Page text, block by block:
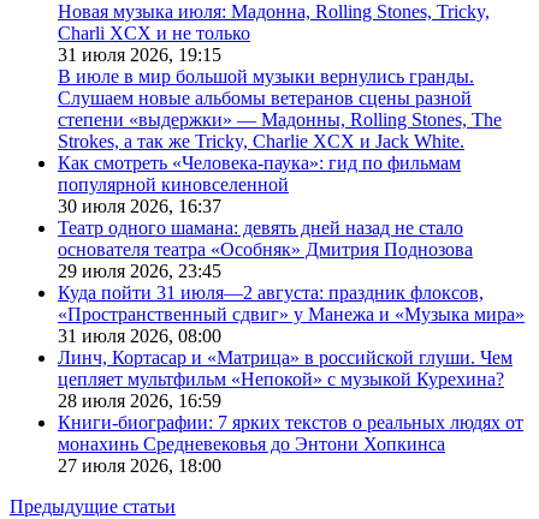
Новая музыка июля: Мадонна, Rolling Stones, Tricky,
Charli XCX и не только
31 июля 2026, 19:15
В июле в мир большой музыки вернулись гранды.
Слушаем новые альбомы ветеранов сцены разной
степени «выдержки» — Мадонны, Rolling Stones, The
Strokes, а так же Tricky, Charlie XCX и Jack White.
Как смотреть «Человека-паука»: гид по фильмам
популярной киновселенной
30 июля 2026, 16:37
Театр одного шамана: девять дней назад не стало
основателя театра «Особняк» Дмитрия Поднозова
29 июля 2026, 23:45
Куда пойти 31 июля—2 августа: праздник флоксов,
«Пространственный сдвиг» у Манежа и «Музыка мира»
31 июля 2026, 08:00
Линч, Кортасар и «Матрица» в российской глуши. Чем
цепляет мультфильм «Непокой» с музыкой Курехина?
28 июля 2026, 16:59
Книги-биографии: 7 ярких текстов о реальных людях от
монахинь Средневековья до Энтони Хопкинса
27 июля 2026, 18:00
Предыдущие статьи